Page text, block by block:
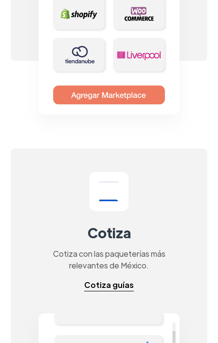
Cotiza
Cotiza con las paqueterías más
relevantes de México.
Cotiza guías